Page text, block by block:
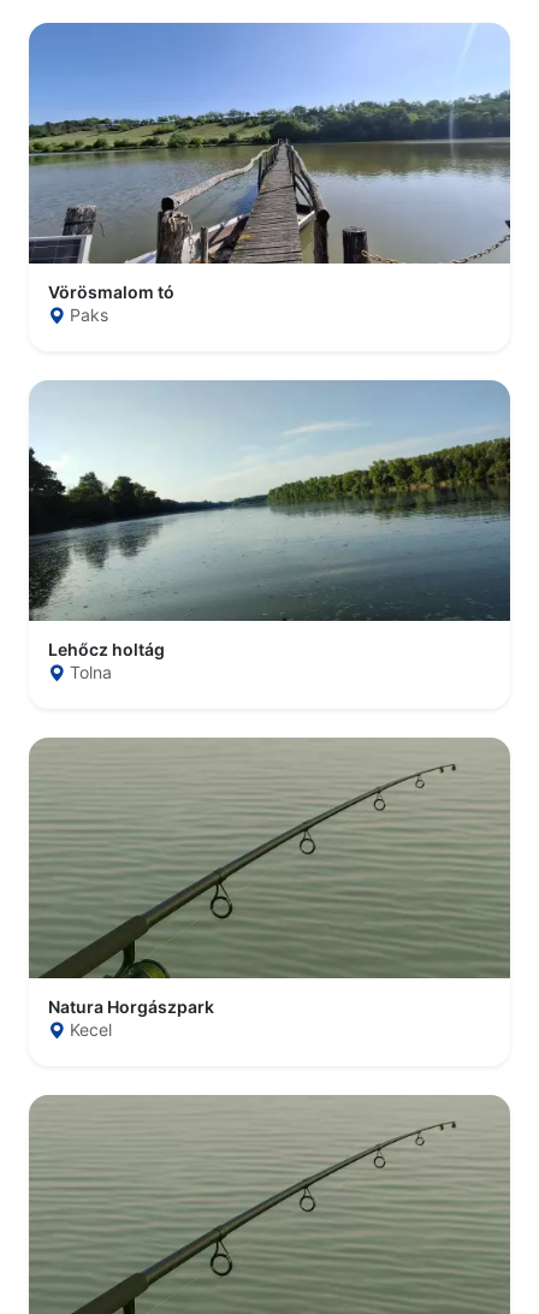
Vörösmalom tó
Paks
Lehőcz holtág
Tolna
Natura Horgászpark
Kecel